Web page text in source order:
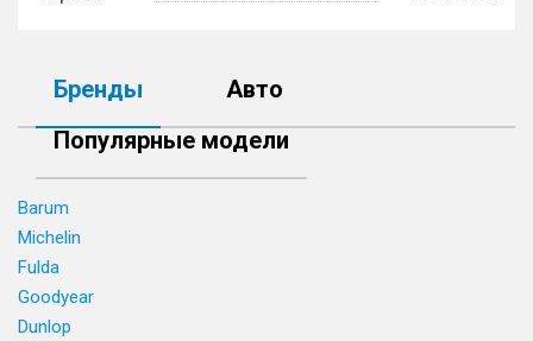
Бренды
Авто
Популярные модели
Barum
Michelin
Fulda
Goodyear
Dunlop